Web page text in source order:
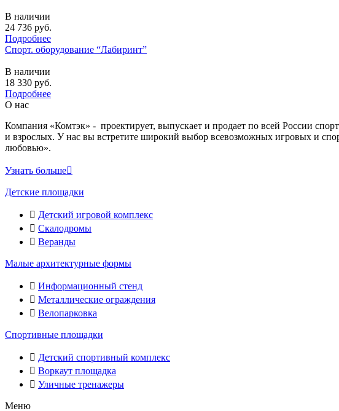
В наличии
24 736 руб.
Подробнее
Спорт. оборудование “Лабиринт”
В наличии
18 330 руб.
Подробнее
О нас
Компания «Комтэк» - проектирует, выпускает и продает по всей России
и взрослых. У нас вы встретите широкий выбор всевозможных игровых и
любовью».
Узнать больше
Детские площадки
Детский игровой комплекс
Скалодромы
Веранды
Малые архитектурные формы
Информационный стенд
Металлические ограждения
Велопарковка
Спортивные площадки
Детский спортивный комплекс
Воркаут площадка
Уличные тренажеры
Меню